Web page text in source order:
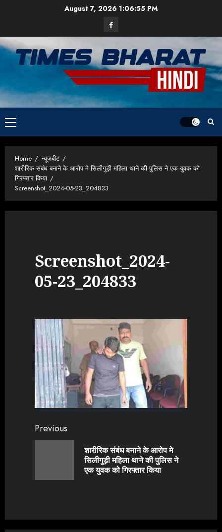
August 7, 2026 1:06:55 PM
Facebook
Primary
Menu
Home
न्यूज़बीट
शारीरिक संबंध बनाने के आरोप मे सिलीगुड़ी महिला थाने की पुलिस ने एक युवक को
गिरफ्तार किया
Screenshot_2024-05-23_204833
Screenshot_2024-
05-23_204833
Continue
Reading
Previous
शारीरिक संबंध बनाने के आरोप मे
सिलीगुड़ी महिला थाने की पुलिस ने
एक युवक को गिरफ्तार किया